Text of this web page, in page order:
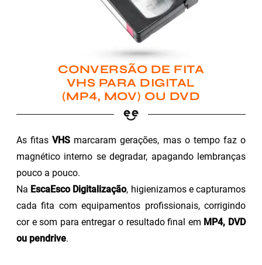
CONVERSÃO DE FITA
VHS PARA DIGITAL
(MP4, MOV) OU DVD
As fitasVHS marcaram gerações, mas o tempo faz o
magnético interno se degradar, apagando lembranças
pouco a pouco.
Na EscaEsco Digitalização, higienizamos e capturamos
cada fita com equipamentos profissionais, corrigindo
cor e som para entregar o resultado final em MP4, DVD
ou pendrive.